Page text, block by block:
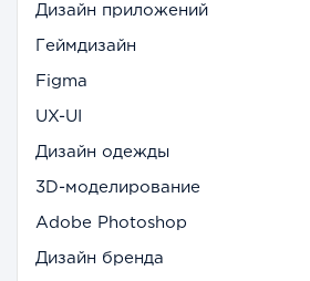
Дизайн приложений
Геймдизайн
Figma
UX-UI
Дизайн одежды
3D-моделирование
Adobe Photoshop
Дизайн бренда